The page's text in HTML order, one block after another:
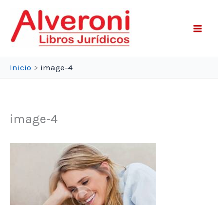
contenido
Inicio image-4
image-4